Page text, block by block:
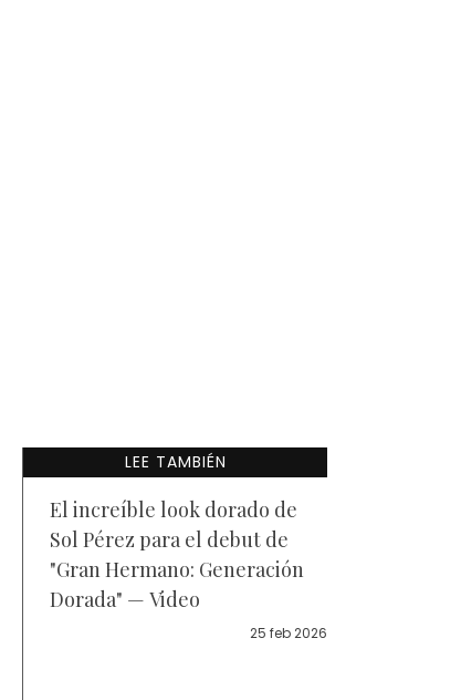
LEE TAMBIÉN
El increíble look dorado de
Sol Pérez para el debut de
"Gran Hermano: Generación
Dorada" — Video
25 feb 2026